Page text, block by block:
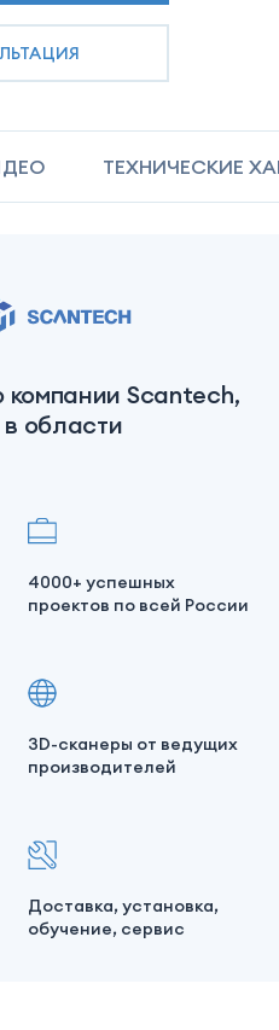
ТЕХНИЧЕСКИЕ
Scantech,
области
4000+ успешных
проектов по всей России
3D-сканеры от ведущих
производителей
Доставка, установка,
обучение, сервис